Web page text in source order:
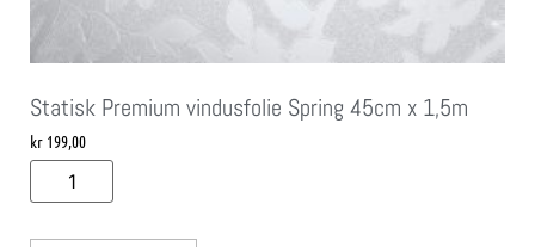
Statisk Premium vindusfolie Spring 45cm x 1,5m
kr 199,00